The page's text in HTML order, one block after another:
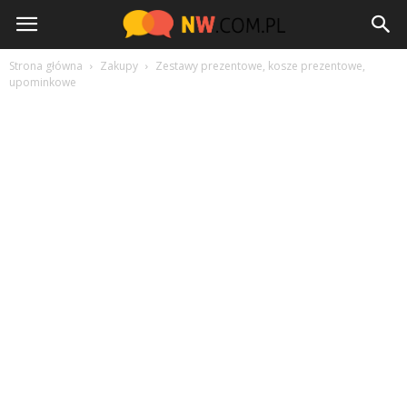
NW.com.pl
Strona główna Zakupy
Zestawy prezentowe, kosze prezentowe,
upominkowe